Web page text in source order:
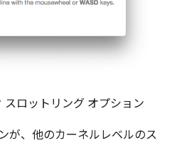
スロットリング オプション
が、他のカーネルレベルのス